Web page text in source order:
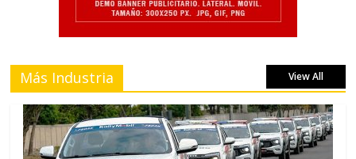
Más Industria View All